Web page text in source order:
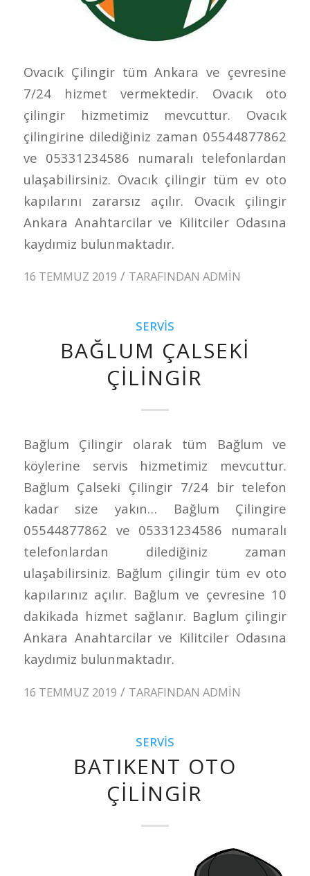
Ovacık Çilingir tüm Ankara ve çevresine
7/24 hizmet vermektedir. Ovacık oto
çilingir hizmetimiz mevcuttur. Ovacık
çilingirine dilediğiniz zaman 05544877862
ve 05331234586 numaralı telefonlardan
ulaşabilirsiniz. Ovacık çilingir tüm ev oto
kapılarını zararsız açılır. Ovacık çilingir
Ankara Anahtarcilar ve Kilitciler Odasına
kaydımiz bulunmaktadır.
16 TEMMUZ 2019 / TARAFINDAN ADMIN
SERVIS
BAĞLUM ÇALSEKI
ÇILINGIR
Bağlum Çilingir olarak tüm Bağlum ve
köylerine servis hizmetimiz mevcuttur.
Bağlum Çalseki Çilingir 7/24 bir telefon
kadar size yakın… Bağlum Çilingire
05544877862 ve 05331234586 numaralı
telefonlardan dilediğiniz zaman
ulaşabilirsiniz. Bağlum çilingir tüm ev oto
kapılarınız açılır. Bağlum ve çevresine 10
dakikada hizmet sağlanır. Baglum çilingir
Ankara Anahtarcilar ve Kilitciler Odasına
kaydımiz bulunmaktadır.
16 TEMMUZ 2019 / TARAFINDAN ADMIN
SERVIS
BATIKENT OTO
ÇILINGIR